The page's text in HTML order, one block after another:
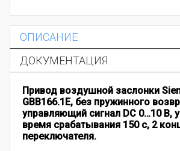
ОПИСАНИЕ
ДОКУМЕНТАЦИЯ
Привод воздушной заслонки
GBB166.1E, без пружинного
управляющий сигнал DC 0…10 В,
время срабатывания 150 с, 2
переключателя.